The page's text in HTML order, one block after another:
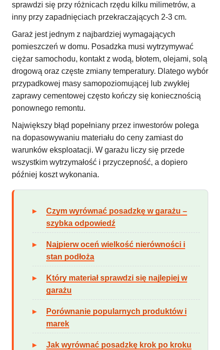
sprawdzi się przy różnicach rzędu kilku milimetrów, a
inny przy zapadnięciach przekraczających 2-3 cm.
Garaż jest jednym z najbardziej wymagających
pomieszczeń w domu. Posadzka musi wytrzymywać
ciężar samochodu, kontakt z wodą, błotem, olejami, solą
drogową oraz częste zmiany temperatury. Dlatego wybór
przypadkowej masy samopoziomującej lub zwykłej
zaprawy cementowej często kończy się koniecznością
ponownego remontu.
Największy błąd popełniany przez inwestorów polega
na dopasowywaniu materiału do ceny zamiast do
warunków eksploatacji. W garażu liczy się przede
wszystkim wytrzymałość i przyczepność, a dopiero
później koszt wykonania.
Czym wyrównać posadzkę w garażu –
szybka odpowiedź
Najpierw oceń wielkość nierówności i
stan podłoża
Który materiał sprawdzi się najlepiej w
garażu
Porównanie popularnych produktów i
marek
Jak wyrównać posadzkę krok po kroku